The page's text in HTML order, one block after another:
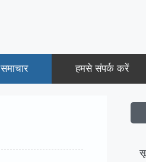
समाचार हमसे संपर्क करें